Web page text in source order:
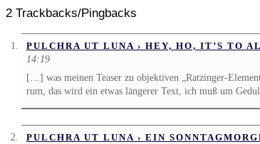
2 Trackbacks/Pingbacks
PULCHRA UT LUNA › HEY, HO, IT’S TO
14:19
[…] was meinen Teaser zu objektiven „Ratzinger-
rum, das wird ein etwas längerer Text, ich muß um
PULCHRA UT LUNA › EIN